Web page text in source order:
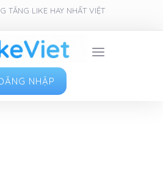
TĂNG LIKE HAY NHẤT VIỆT
NHẬP